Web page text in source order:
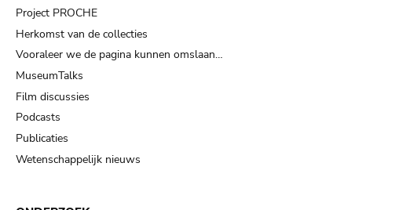
Project PROCHE
Herkomst van de collecties
Vooraleer we de pagina kunnen omslaan…
MuseumTalks
Film discussies
Podcasts
Publicaties
Wetenschappelijk nieuws